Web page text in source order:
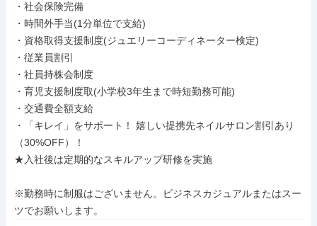
・社会保険完備
・時間外手当(1分単位で支給)
・資格取得支援制度(ジュエリーコーディネーター検定)
・従業員割引
・社員持株会制度
・育児支援制度取(小学校3年生まで時短勤務可能)
・交通費全額支給
・「キレイ」をサポート！ 嬉しい提携先ネイルサロン割引あり
（30%OFF）！
★入社後は定期的なスキルアップ研修を実施
※勤務時に制服はございません。ビジネスカジュアルまたはスー
ツでお願いします。